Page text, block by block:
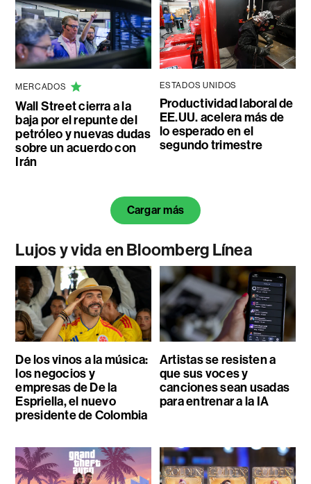
MERCADOS
Wall Street cierra a la
baja por el repunte del
petróleo y nuevas dudas
sobre un acuerdo con
Irán
ESTADOS UNIDOS
Productividad laboral de
EE.UU. acelera más de
lo esperado en el
segundo trimestre
Cargar más
Lujos y vida en Bloomberg Línea
De los vinos a la música:
los negocios y
empresas de De la
Espriella, el nuevo
presidente de Colombia
Artistas se resisten a
que sus voces y
canciones sean usadas
para entrenar a la IA